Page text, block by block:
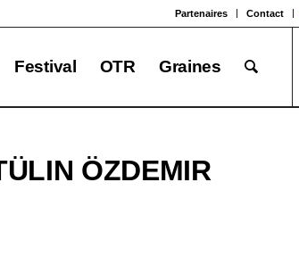
Partenaires Contact
Festival OTR Graines
ÖZDEMIR